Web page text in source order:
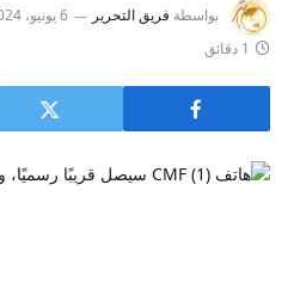
بواسطة فريق التحرير 6 يونيو، 2024
1 دقائق